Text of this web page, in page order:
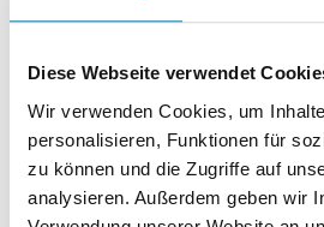
Diese Webseite verwendet
Wir verwenden Cookies, um
personalisieren, Funktionen für
zu können und die Zugriffe auf
analysieren. Außerdem geben wir
verlinkten Seiten ist stets der
Betreiber der Seiten
Seiten wurden zum Zeitpunkt
mögliche Rechtsverstöße
Inhalte waren zum Zeitpunkt
erkennbar.